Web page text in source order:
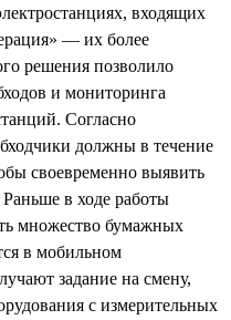
входящих
— их более
решения позволило
и мониторинга
Согласно
должны в течение
своевременно выявить
в ходе работы
множество бумажных
в мобильном
задание на смену,
с измерительных